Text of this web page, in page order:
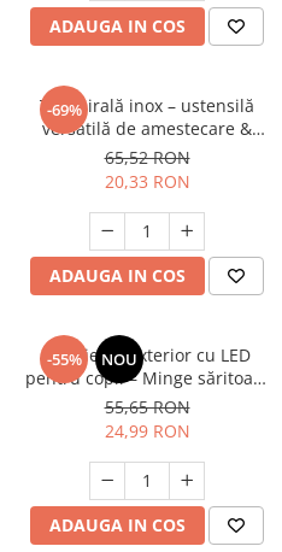
ADAUGA IN COS
-69%
Tel spirală inox – ustensilă
versatilă de amestecare &
curățare, lavabilă la mașina
de spălat
65,52 RON
20,33 RON
ADAUGA IN COS
-55% NOU
Jucărie de exterior cu LED
pentru copii – Minge săritoare
luminoasă cu cerc, efect flash,
pentru joacă activă
55,65 RON
24,99 RON
ADAUGA IN COS